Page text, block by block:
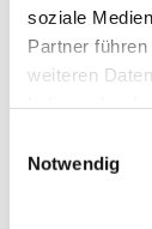
soziale
Partner
weiteren
Notwendig
ten in der Größe
ausgestattet.
die Ware für
leichtes
eine
austauschbare